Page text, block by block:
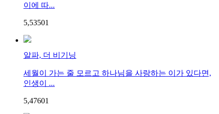
이에 따...
5,53501
알파, 더 비기닝
세월이 가는 줄 모르고 하나님을 사랑하는 이가 있다면,
인생이 ...
5,47601